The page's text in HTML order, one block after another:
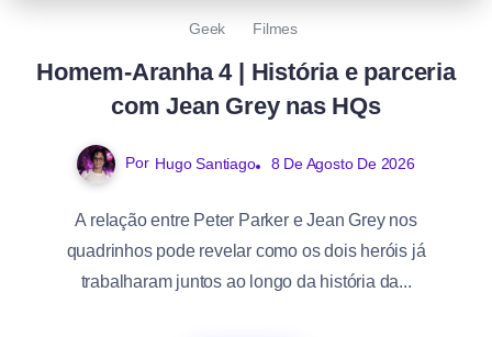
Geek Filmes
Homem-Aranha 4 | História e parceria
com Jean Grey nas HQs
Por Hugo Santiago 8 De Agosto De 2026
A relação entre Peter Parker e Jean Grey nos
quadrinhos pode revelar como os dois heróis já
trabalharam juntos ao longo da história da...